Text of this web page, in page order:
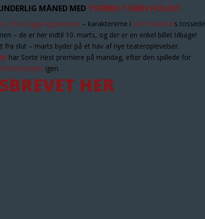
MÅNED MED TORBEN TOBEN HOLDET
Povl, Agga og Jønsson – karaktererne i Line Knutzons tossede
– de er her indtil 10. marts, og der er en enkel billet tilbage!
slut – marts byder på et hav af nye teateroplevelser.
har Sorte Hest premiere på mandag, efter den spillede for
Filmselskabet igen.
HER